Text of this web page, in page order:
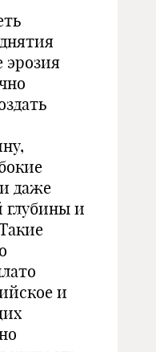
эрозия
даже
глубины и
и